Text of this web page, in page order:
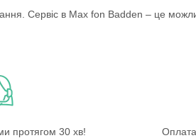
Сервіс в Max fon Badden – це
протягом 30 хв!